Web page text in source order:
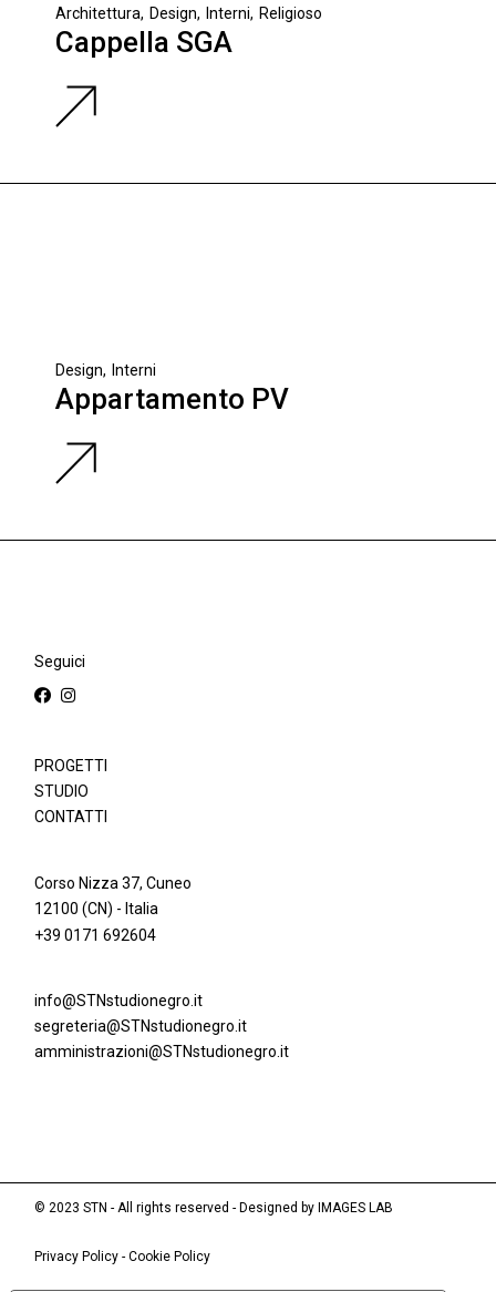
Architettura Design Interni Religioso
Cappella SGA
Design Interni
Appartamento PV
Seguici
PROGETTI
STUDIO
CONTATTI
Corso Nizza 37, Cuneo
12100 (CN) - Italia
+39 0171 692604
info@STNstudionegro.it
segreteria@STNstudionegro.it
amministrazioni@STNstudionegro.it
© 2023 STN - All rights reserved - Designed byIMAGES LAB
Privacy Policy-Cookie Policy